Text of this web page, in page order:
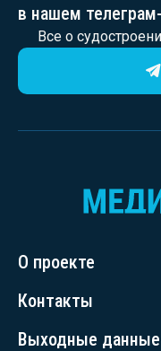
в нашем
Все о
О проекте
Контакты
Выходные данные